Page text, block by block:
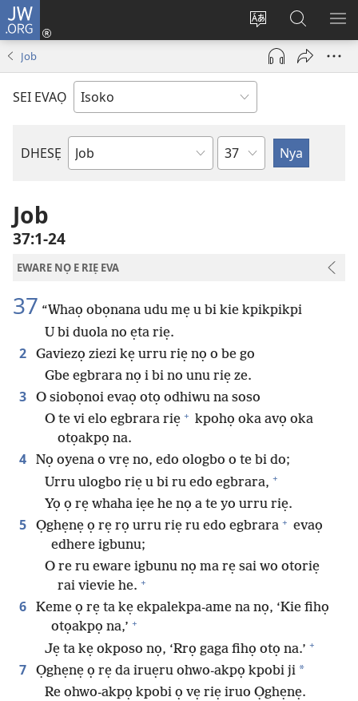
JW.ORG
Nwene
ẹvẹrẹ
Ro
Eva
(opens
window)
Gwọlọ
JW.ORG
Job
SEI EVAỌ
DHESẸ
Ebe
Uzou
Job
37:1-24
EWARE NỌ E RIẸ EVA
37 “Whaọ obọnana udu mẹ u bi kie kpikpikpi
U bi duola no ẹta riẹ.
2
Gaviezọ ziezi kẹ urru riẹ nọ o be go
Gbe egbrara nọ i bi no unu riẹ ze.
3
O siobọnoi evaọ otọ odhiwu na soso
O te vi elo egbrara riẹ + kpohọ oka avọ oka
otọakpọ na.
4
Nọ oyena o vrẹ no, edo ologbo o te bi do;
Urru ulogbo riẹ u bi ru edo egbrara, +
Yọ ọ rẹ whaha iẹe he nọ a te yo urru riẹ.
5 Ọghẹnẹ ọ rẹ rọ urru riẹ ru edo egbrara + evaọ
edhere igbunu;
O re ru eware igbunu nọ ma rẹ sai wo otoriẹ
rai vievie he. +
6
Keme ọ rẹ ta kẹ ekpalekpa-ame na nọ, ‘Kie fihọ
otọakpọ na,’ +
Jẹ ta kẹ okposo nọ, ‘Rrọ gaga fihọ otọ na.’ +
7 Ọghẹnẹ ọ rẹ da iruẹru ohwo-akpọ kpobi ji *
Re ohwo-akpọ kpobi ọ vẹ riẹ iruo Ọghẹnẹ.